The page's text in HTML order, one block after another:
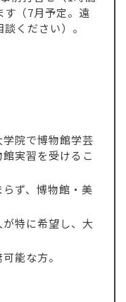
す（7月予定。遠
ください）。
院で博物館学芸
実習を受けるこ
ず、博物館・美
特に希望し、大
能な方。